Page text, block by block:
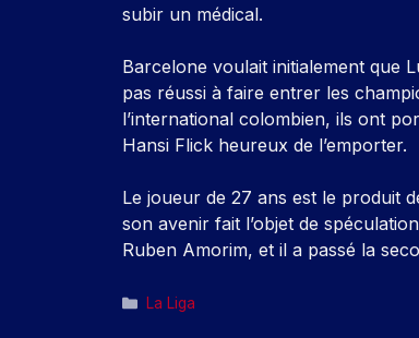
subir un médical.
Barcelone voulait initialement que
pas réussi à faire entrer les
l’international colombien, ils ont
Hansi Flick heureux de l’emporter.
Le joueur de 27 ans est le produit
son avenir fait l’objet de
Ruben Amorim, et il a passé la
Catégories
La Liga